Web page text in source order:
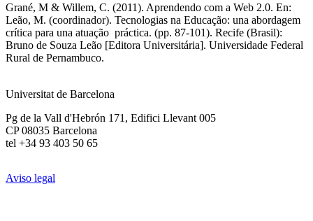
Grané, M & Willem, C. (2011). Aprendendo com a Web 2.0. En:
Leão, M. (coordinador). Tecnologias na Educação: una abordagem
crítica para una atuação práctica. (pp. 87-101). Recife (Brasil):
Bruno de Souza Leão [Editora Universitária]. Universidade Federal
Rural de Pernambuco.
Universitat de Barcelona
Pg de la Vall d'Hebrón 171, Edifici Llevant 005
CP 08035 Barcelona
tel +34 93 403 50 65
Aviso legal